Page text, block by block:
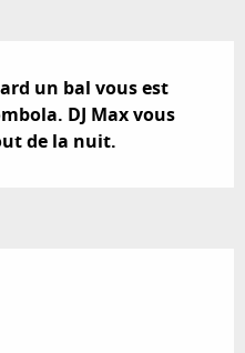
un bal vous est
DJ Max vous
de la nuit.